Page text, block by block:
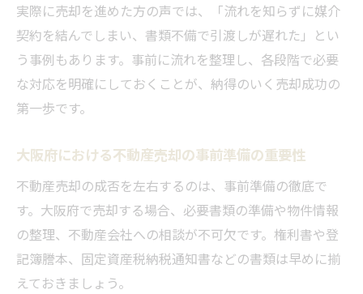
不動産売却前に必要な大阪府での事前準備
トラブル回避のための不動産売却準備ポイ
ント
大阪府でスムーズな不動産売却を実現する
秘訣
不動産売却の準備で押さえる書類と確認事
大阪府で安心して不動産売却する準備の流
れ
スムーズな不動産売却を叶える必要書類の知識
大阪府で不動産売却に必要な書類を整理す
実際に売却を進めた方の声では、「流れを知らずに媒介
契約を結んでしまい、書類不備で引渡しが遅れた」とい
う事例もあります。事前に流れを整理し、各段階で必要
な対応を明確にしておくことが、納得のいく売却成功の
第一歩です。
大阪府における不動産売却の事前準備の重要性
不動産売却の成否を左右するのは、事前準備の徹底で
す。大阪府で売却する場合、必要書類の準備や物件情報
の整理、不動産会社への相談が不可欠です。権利書や登
記簿謄本、固定資産税納税通知書などの書類は早めに揃
えておきましょう。